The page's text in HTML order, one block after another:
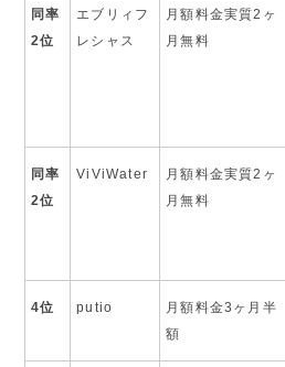
同率
2位
エブリィフ
レシャス
月額料金実質2ヶ
月無料
同率
2位
ViViWater
月額料金実質2ヶ
月無料
4位 putio
月額料金3ヶ月半
額